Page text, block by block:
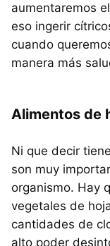
aumentaremos
eso ingerir
cuando
manera más
Alimentos de
Ni que decir
son muy
organismo. Hay
vegetales de
cantidades de
alto poder